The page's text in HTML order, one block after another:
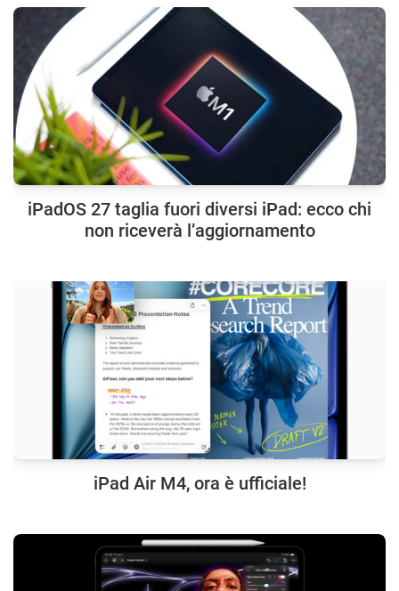
iPadOS 27 taglia fuori diversi iPad: ecco chi
non riceverà l’aggiornamento
iPad Air M4, ora è ufficiale!